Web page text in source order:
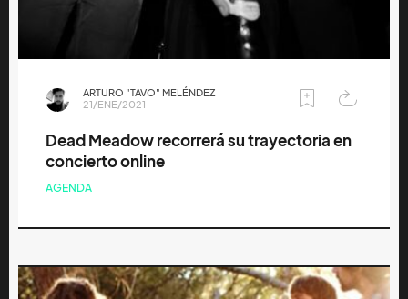
ARTURO "TAVO" MELÉNDEZ
21/ENE/2021
Dead Meadow recorrerá su trayectoria en
concierto online
AGENDA